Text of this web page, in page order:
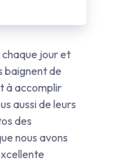
chaque jour et
baignent de
à accomplir
aussi de leurs
des
nous avons